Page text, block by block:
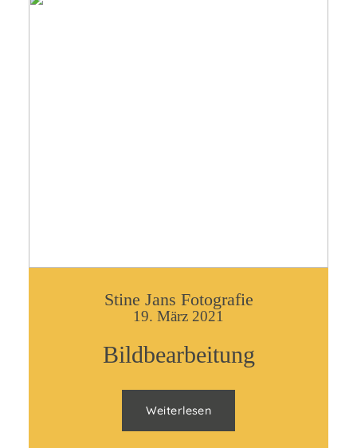
Stine Jans Fotografie
19. März 2021
Bildbearbeitung
Weiterlesen